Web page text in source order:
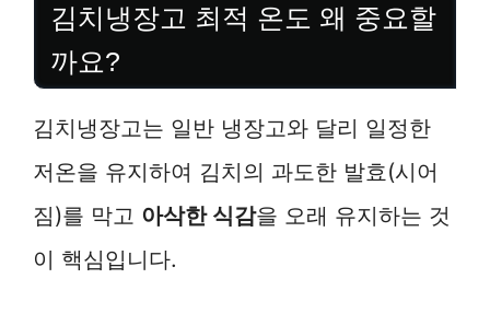
김치냉장고 최적 온도 왜 중요할
까요?
김치냉장고는 일반 냉장고와 달리 일정한
저온을 유지하여 김치의 과도한 발효(시어
짐)를 막고 아삭한 식감을 오래 유지하는 것
이 핵심입니다.